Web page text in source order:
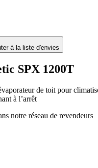
à la liste d'envies
SPX 1200T
de toit pour
à l’arrêt
notre réseau de revendeurs